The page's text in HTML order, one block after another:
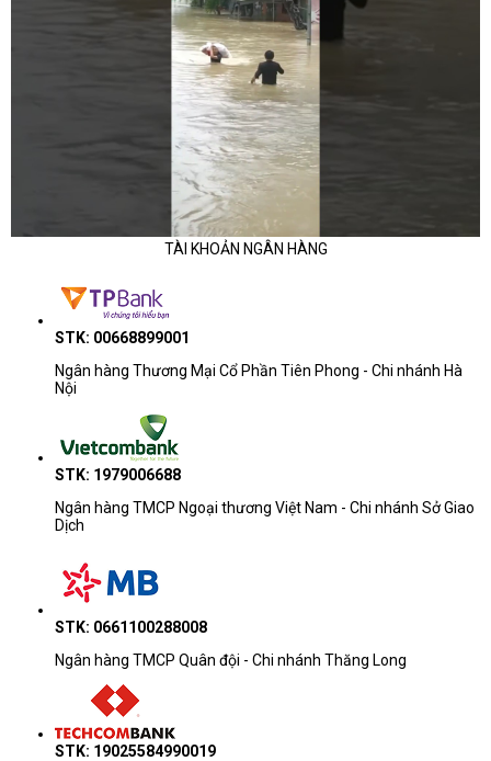
TÀI KHOẢN NGÂN HÀNG
STK: 00668899001
Ngân hàng Thương Mại Cổ Phần Tiên Phong - Chi nhánh Hà
Nội
STK: 1979006688
Ngân hàng TMCP Ngoại thương Việt Nam - Chi nhánh Sở Giao
Dịch
STK: 0661100288008
Ngân hàng TMCP Quân đội - Chi nhánh Thăng Long
STK: 19025584990019